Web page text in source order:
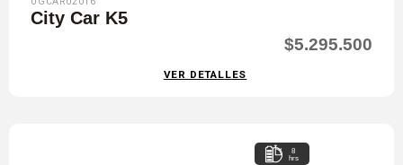
City Car K5
$5.295.500
VER DETALLES
8
hrs